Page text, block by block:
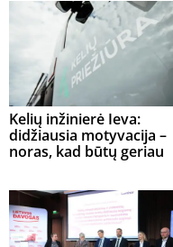
Kelių inžinierė Ieva:
didžiausia motyvacija –
noras, kad būtų geriau